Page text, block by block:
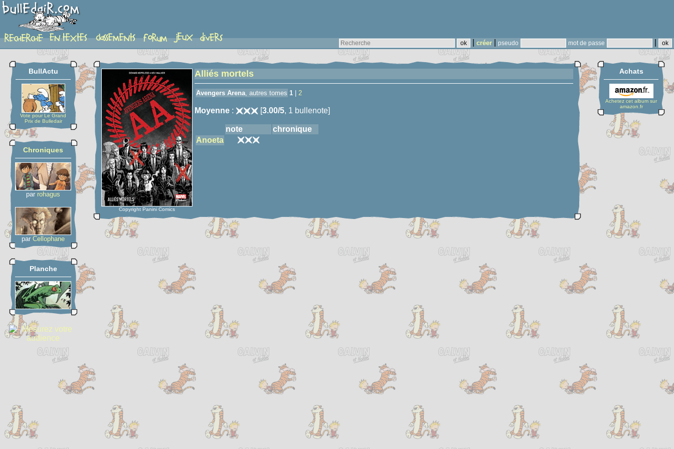
créer pseudo mot de passe
detail-etoiles
BullActu
Vote pour Le Grand
Prix de Bulledair
Chroniques
par rohagus
par Cellophane
Planche
Copyright Panini Comics
Alliés mortels
Avengers Arena, autres tomes 1 2
Moyenne : [3.00/5, 1 bullenote]
note
chronique
Anoeta
Achats
Achetez cet album sur
amazon.fr